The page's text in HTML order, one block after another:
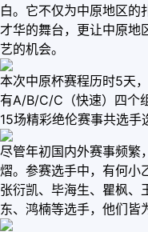
白。它不仅为中原地区的
才华的舞台，更让中原地
艺的机会。
本次中原杯赛程历时5天
有A/B/C/C（快速）四个
15场精彩绝伦赛事共选手
尽管年初国内外赛事频繁
熠。参赛选手中，有何小
张衍凯、毕海生、瞿枫、
东、鸿楠等选手，他们皆